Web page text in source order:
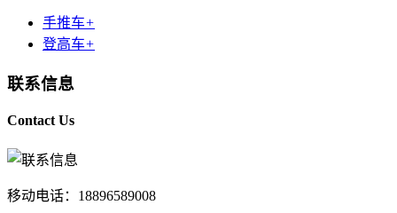
手推车+
登高车+
联系信息
Contact Us
移动电话：18896589008